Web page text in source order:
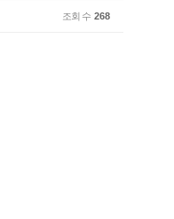
조회 수 268